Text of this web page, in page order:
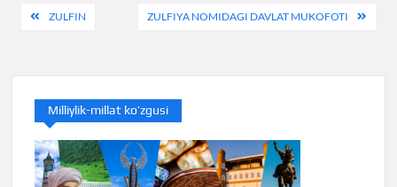
PostZULFIN ZULFIYA NOMIDAGI DAVLAT MUKOFOTI
Milliylik-millat ko’zgusi